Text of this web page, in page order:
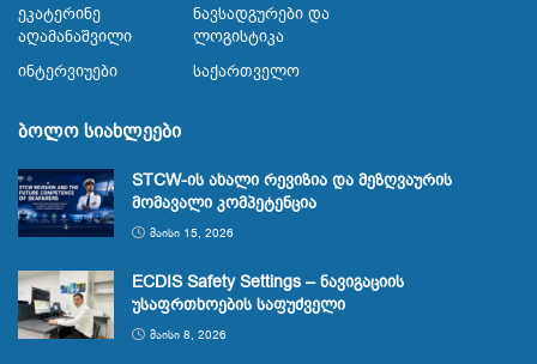
Ეკატერინე
Აღამანაშვილი
Ინტერვიუები
Ნავსადგურები Და
Ლოგისტიკა
Საქართველო
ბოლო სიახლეები
STCW-ის ახალი რევიზია და მეზღვაურის
მომავალი კომპეტენცია
ᲛᲐᲘᲡᲘ 15, 2026
ECDIS Safety Settings – ნავიგაციის
უსაფრთხოების საფუძველი
ᲛᲐᲘᲡᲘ 8, 2026